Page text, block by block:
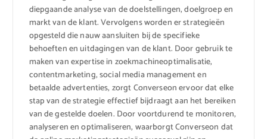
diepgaande analyse van de doelstellingen, doelgroep en
markt van de klant. Vervolgens worden er strategieën
opgesteld die nauw aansluiten bij de specifieke
behoeften en uitdagingen van de klant. Door gebruik te
maken van expertise in zoekmachineoptimalisatie,
contentmarketing, social media management en
betaalde advertenties, zorgt Converseon ervoor dat elke
stap van de strategie effectief bijdraagt aan het bereiken
van de gestelde doelen. Door voortdurend te monitoren,
analyseren en optimaliseren, waarborgt Converseon dat